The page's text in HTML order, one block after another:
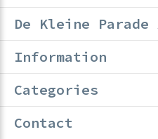
De Kleine Parade
Information
Categories
Contact